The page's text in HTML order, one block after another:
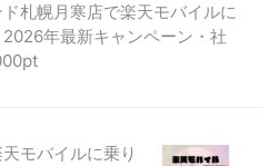
札幌月寒店で楽天モバイルに
年最新キャンペーン・社
モバイルに乗り